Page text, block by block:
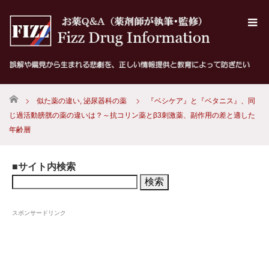
ホーム 似た薬の違い, 泌尿器科の薬
『ベシケア』と『ベタニス』、同
じ過活動膀胱の薬の違いは？～抗コリン薬とβ3刺激薬、副作用の差と適した
年齢層
■サイト内検索
スポンサードリンク